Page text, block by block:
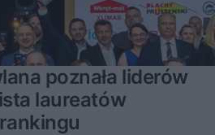
poznała liderów
laureatów